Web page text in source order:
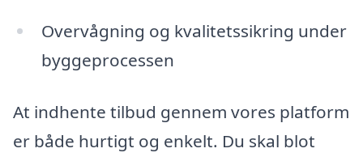
Overvågning og kvalitetssikring under
byggeprocessen
At indhente tilbud gennem vores platform
er både hurtigt og enkelt. Du skal blot